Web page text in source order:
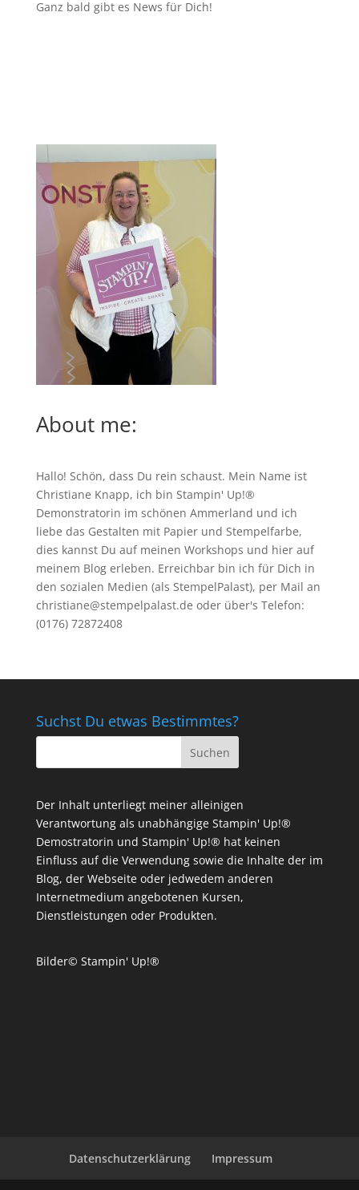
Ganz bald gibt es News für Dich!
About me:
Hallo! Schön, dass Du rein schaust. Mein Name ist
Christiane Knapp, ich bin Stampin' Up!®
Demonstratorin im schönen Ammerland und ich
liebe das Gestalten mit Papier und Stempelfarbe,
dies kannst Du auf meinen Workshops und hier auf
meinem Blog erleben. Erreichbar bin ich für Dich in
den sozialen Medien (als StempelPalast), per Mail an
christiane@stempelpalast.de oder über's Telefon:
(0176) 72872408
Suchst Du etwas Bestimmtes?
Der Inhalt unterliegt meiner alleinigen
Verantwortung als unabhängige Stampin' Up!®
Demostratorin und Stampin' Up!® hat keinen
Einfluss auf die Verwendung sowie die Inhalte der im
Blog, der Webseite oder jedwedem anderen
Internetmedium angebotenen Kursen,
Dienstleistungen oder Produkten.
Bilder© Stampin' Up!®
Datenschutzerklärung Impressum